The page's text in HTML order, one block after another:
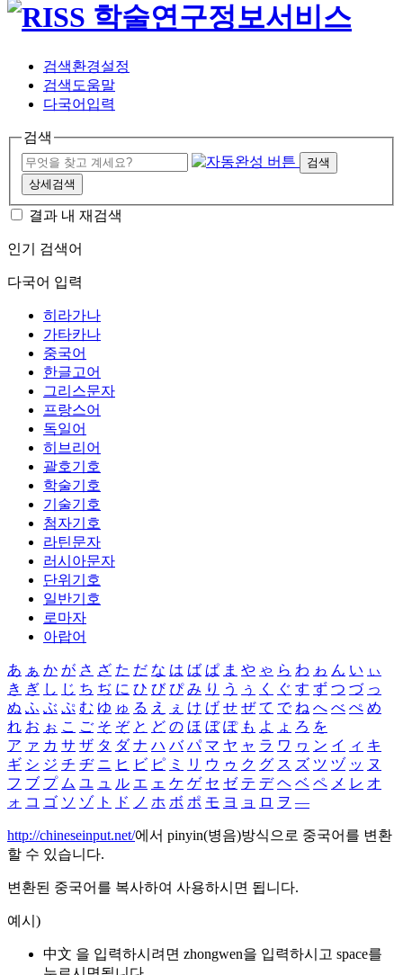
검색환경설정
검색도움말
다국어입력
검색
검색
상세검색
결과 내 재검색
인기 검색어
다국어 입력
히라가나
가타카나
중국어
한글고어
그리스문자
프랑스어
독일어
히브리어
괄호기호
학술기호
기술기호
첨자기호
라틴문자
러시아문자
단위기호
일반기호
로마자
아랍어
あ ぁ か が さ ざ た だ な は ば ぱ ま や ゃ ら わ ゎ ん い ぃ
き ぎ し じ ち ぢ に ひ び ぴ み り う ぅ く ぐ す ず つ づ っ
ぬ ふ ぶ ぷ む ゆ ゅ る え ぇ け げ せ ぜ て で ね へ べ ぺ め
れ お ぉ こ ご そ ぞ と ど の ほ ぼ ぽ も よ ょ ろ を
ア ァ カ サ ザ タ ダ ナ ハ バ パ マ ヤ ャ ラ ワ ヮ ン イ ィ キ
ギ シ ジ チ ヂ ニ ヒ ビ ピ ミ リ ウ ゥ ク グ ス ズ ツ ヅ ッ ヌ
フ ブ プ ム ユ ュ ル エ ェ ケ ゲ セ ゼ テ デ ヘ ベ ペ メ レ オ
ォ コ ゴ ソ ゾ ト ド ノ ホ ボ ポ モ ヨ ョ ロ ヲ ―
http://chineseinput.net/에서 pinyin(병음)방식으로 중국어를 변환
할 수 있습니다.
변환된 중국어를 복사하여 사용하시면 됩니다.
예시)
中文 을 입력하시려면 zhongwen을 입력하시고 space를